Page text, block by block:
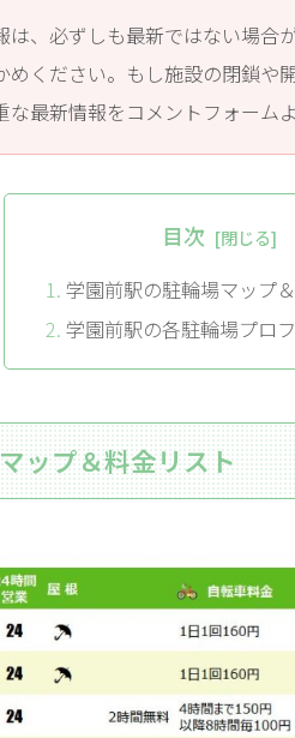
は、必ずしも最新ではない場合
めください。もし施設の閉鎖や
な最新情報をコメントフォーム
目次
学園前駅の駐輪場マップ
学園前駅の各駐輪場プロ
ップ＆料金リスト